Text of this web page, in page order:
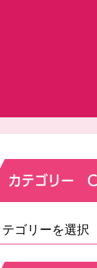
カテゴリー